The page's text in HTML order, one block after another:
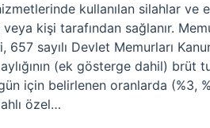
kullanılan silahlar ve
kişi tarafından sağlanır.
sayılı Devlet Memurları
(ek gösterge dahil) brüt
için belirlenen oranlarda (%3,
özel…